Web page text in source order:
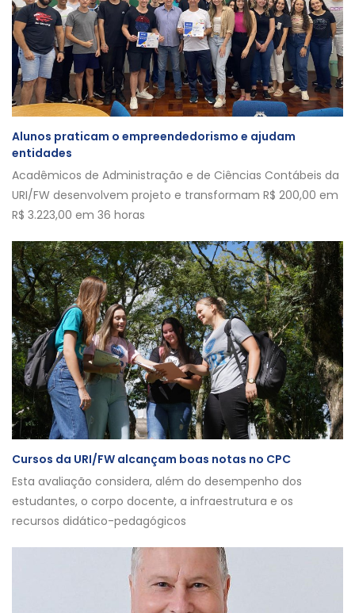
Alunos praticam o empreendedorismo e ajudam
entidades
Acadêmicos de Administração e de Ciências Contábeis da
URI/FW desenvolvem projeto e transformam R$ 200,00 em
R$ 3.223,00 em 36 horas
Cursos da URI/FW alcançam boas notas no CPC
Esta avaliação considera, além do desempenho dos
estudantes, o corpo docente, a infraestrutura e os
recursos didático-pedagógicos